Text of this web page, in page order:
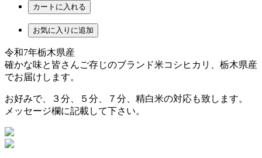
カートに入れる
お気に入りに追加
令和7年栃木県産
確かな味と皆さんご存じのブランド米コシヒカリ、栃木県産
でお届けします。
お好みで、３分、５分、７分、精白米の対応も致します。
メッセージ欄に記載して下さい。